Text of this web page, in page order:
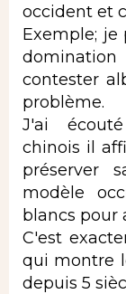
occident et
Exemple;
contester
problème.
J'ai
chinois il
préserver
modèle
blancs pour
C'est
qui montre
depuis 5